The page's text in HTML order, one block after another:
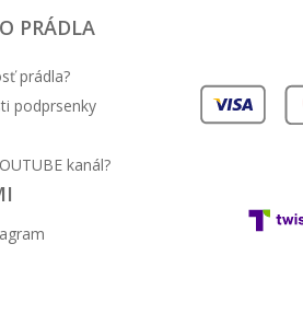
PRÁDLA
prádla?
podprsenky
kanál?